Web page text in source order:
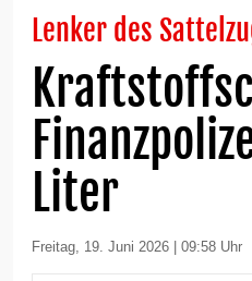
Lenker des
Liter
Freitag, 19. Juni 2026 | 09:58 Uhr